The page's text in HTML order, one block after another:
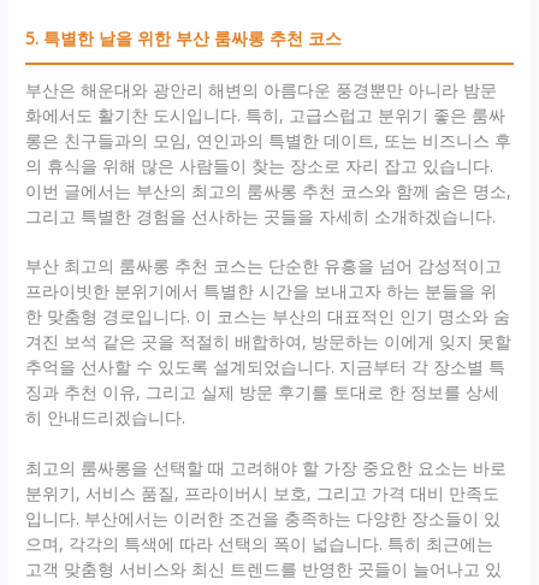
5. 특별한 날을 위한 부산 룸싸롱 추천 코스
부산은 해운대와 광안리 해변의 아름다운 풍경뿐만 아니라 밤문
화에서도 활기찬 도시입니다. 특히, 고급스럽고 분위기 좋은 룸싸
롱은 친구들과의 모임, 연인과의 특별한 데이트, 또는 비즈니스 후
의 휴식을 위해 많은 사람들이 찾는 장소로 자리 잡고 있습니다.
이번 글에서는 부산의 최고의 룸싸롱 추천 코스와 함께 숨은 명소,
그리고 특별한 경험을 선사하는 곳들을 자세히 소개하겠습니다.
부산 최고의 룸싸롱 추천 코스는 단순한 유흥을 넘어 감성적이고
프라이빗한 분위기에서 특별한 시간을 보내고자 하는 분들을 위
한 맞춤형 경로입니다. 이 코스는 부산의 대표적인 인기 명소와 숨
겨진 보석 같은 곳을 적절히 배합하여, 방문하는 이에게 잊지 못할
추억을 선사할 수 있도록 설계되었습니다. 지금부터 각 장소별 특
징과 추천 이유, 그리고 실제 방문 후기를 토대로 한 정보를 상세
히 안내드리겠습니다.
최고의 룸싸롱을 선택할 때 고려해야 할 가장 중요한 요소는 바로
분위기, 서비스 품질, 프라이버시 보호, 그리고 가격 대비 만족도
입니다. 부산에서는 이러한 조건을 충족하는 다양한 장소들이 있
으며, 각각의 특색에 따라 선택의 폭이 넓습니다. 특히 최근에는
고객 맞춤형 서비스와 최신 트렌드를 반영한 곳들이 늘어나고 있